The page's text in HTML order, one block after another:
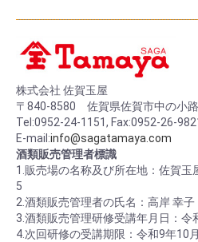
株式会社 佐賀玉屋
〒840-8580 佐賀県佐賀市中の小
Tel:0952-24-1151, Fax:0952-26-
E-mail:info@sagatamaya.com
酒類販売管理者標識
1.販売場の名称及び所在地：佐賀玉
5
2.酒類販売管理者の氏名：高岸 幸子
3.酒類販売管理研修受講年月日：令
4.次回研修の受講期限：令和9年10